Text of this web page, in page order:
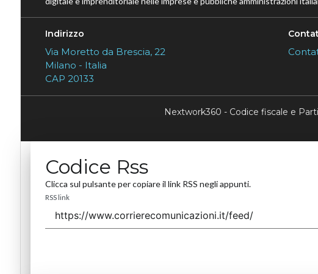
Indirizzo
Via Moretto da Brescia, 22
Milano - Italia
CAP 20133
Nextwork360 - Codice fiscale e
Codice Rss
Clicca sul pulsante per copiare il link RSS negli appunti.
RSS link